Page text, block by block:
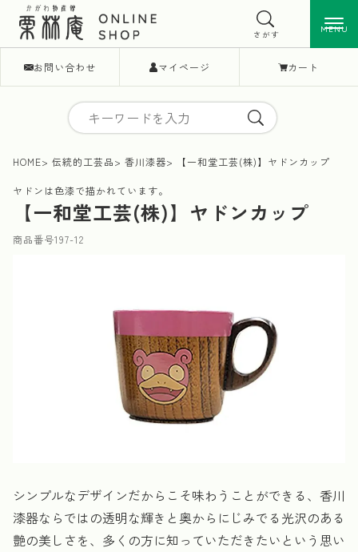
お問い合わせ マイページ カート
MENU
さがす MENU
HOME 伝統的工芸品 香川漆器 【一和堂工芸(株)】ヤドンカップ
ヤドンは色漆で描かれています。
【一和堂工芸(株)】ヤドンカップ
商品番号197-12
シンプルなデザインだからこそ味わうことができる、香川
漆器ならではの透明な輝きと奥からにじみでる光沢のある
艶の美しさを、多くの方に知っていただきたいという思い